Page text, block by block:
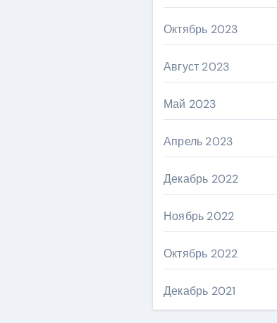
Октябрь 2023
Август 2023
Май 2023
Апрель 2023
Декабрь 2022
Ноябрь 2022
Октябрь 2022
Декабрь 2021